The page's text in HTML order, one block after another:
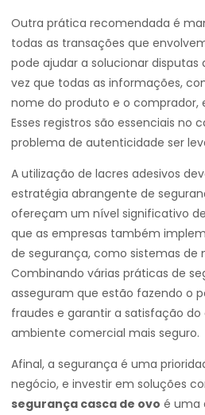
Outra prática recomendada é
todas as transações que
pode ajudar a solucionar disputas
vez que todas as informações,
nome do produto e o comprador,
Esses registros são essenciais no
problema de autenticidade ser
A utilização de lacres adesivos
estratégia abrangente de
ofereçam um nível significativo
que as empresas também
de segurança, como sistemas de
Combinando várias práticas de
asseguram que estão fazendo o
fraudes e garantir a satisfação
ambiente comercial mais seguro.
Afinal, a segurança é uma
negócio, e investir em soluções
segurança casca de ovo é uma